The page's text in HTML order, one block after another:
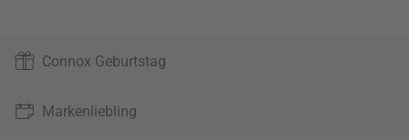
Connox Geburtstag
Markenliebling